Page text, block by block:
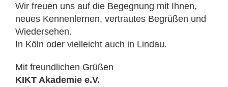
Wir freuen uns auf die Begegnung mit Ihnen,
neues Kennenlernen, vertrautes Begrüßen und
Wiedersehen.
In Köln oder vielleicht auch in Lindau.
Mit freundlichen Grüßen
KIKT Akademie e.V.